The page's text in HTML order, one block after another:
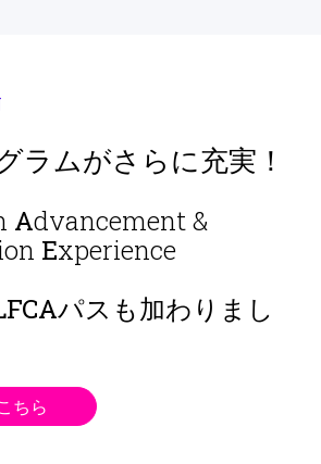
ラムがさらに充実！
Advancement &
Experience
パスも加わりまし
ちら